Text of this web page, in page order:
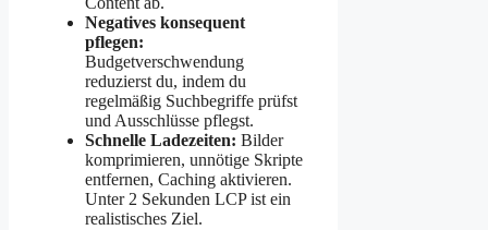
Negatives konsequent
pflegen:
Budgetverschwendung
reduzierst du, indem du
regelmäßig Suchbegriffe prüfst
und Ausschlüsse pflegst.
Schnelle Ladezeiten: Bilder
komprimieren, unnötige Skripte
entfernen, Caching aktivieren.
Unter 2 Sekunden LCP ist ein
realistisches Ziel.